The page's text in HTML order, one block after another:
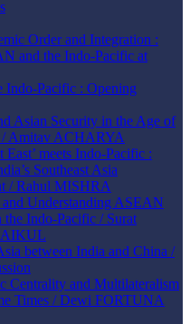
Order and Integration :
and the Indo-Pacific at
Indo-Pacific : Opening
Asian Security in the Age of
/ Amitav ACHARYA
East’ meets Indo-Pacific :
Southeast Asia
/ Rahul MISHRA
Understanding ASEAN
Indo-Pacific / Surat
between India and China /
Centrality and Multilateralism
Times / Dewi FORTUNA